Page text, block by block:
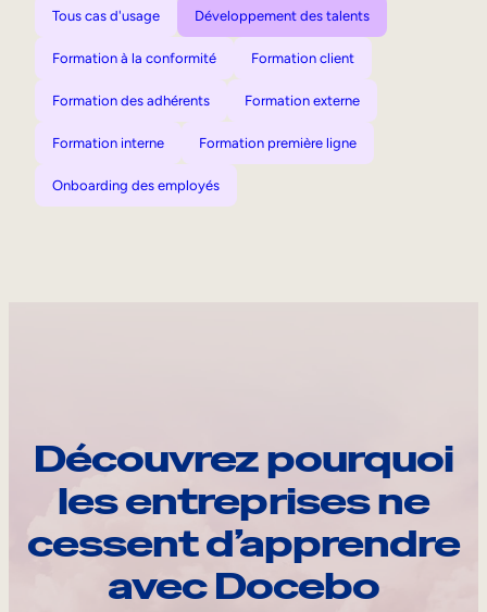
Tous cas d'usage Développement des talents
Formation à la conformité Formation client
Formation des adhérents Formation externe
Formation interne Formation première ligne
Onboarding des employés
Découvrez pourquoi
les entreprises ne
cessent d’apprendre
avec Docebo